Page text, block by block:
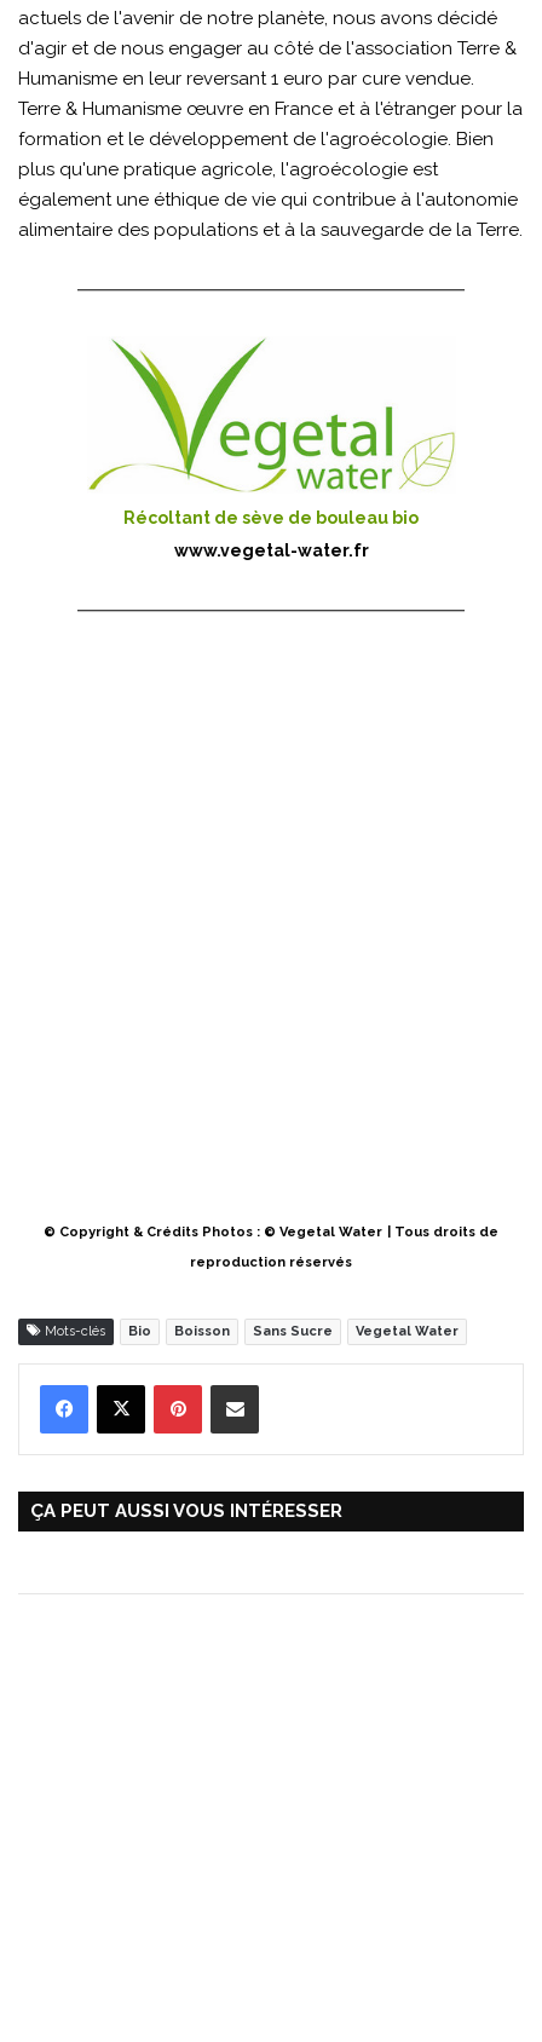
actuels de l'avenir de notre planète, nous avons décidé
d'agir et de nous engager au côté de l'association Terre &
Humanisme en leur reversant 1 euro par cure vendue.
Terre & Humanisme œuvre en France et à l'étranger pour la
formation et le développement de l'agroécologie. Bien
plus qu'une pratique agricole, l'agroécologie est
également une éthique de vie qui contribue à l'autonomie
alimentaire des populations et à la sauvegarde de la Terre.
Récoltant de sève de bouleau bio
www.vegetal-water.fr
© Copyright & Crédits Photos : © Vegetal Water
| Tous droits de
reproduction réservés
Mots-clés Bio Boisson Sans Sucre Vegetal Water
ÇA PEUT AUSSI VOUS INTÉRESSER